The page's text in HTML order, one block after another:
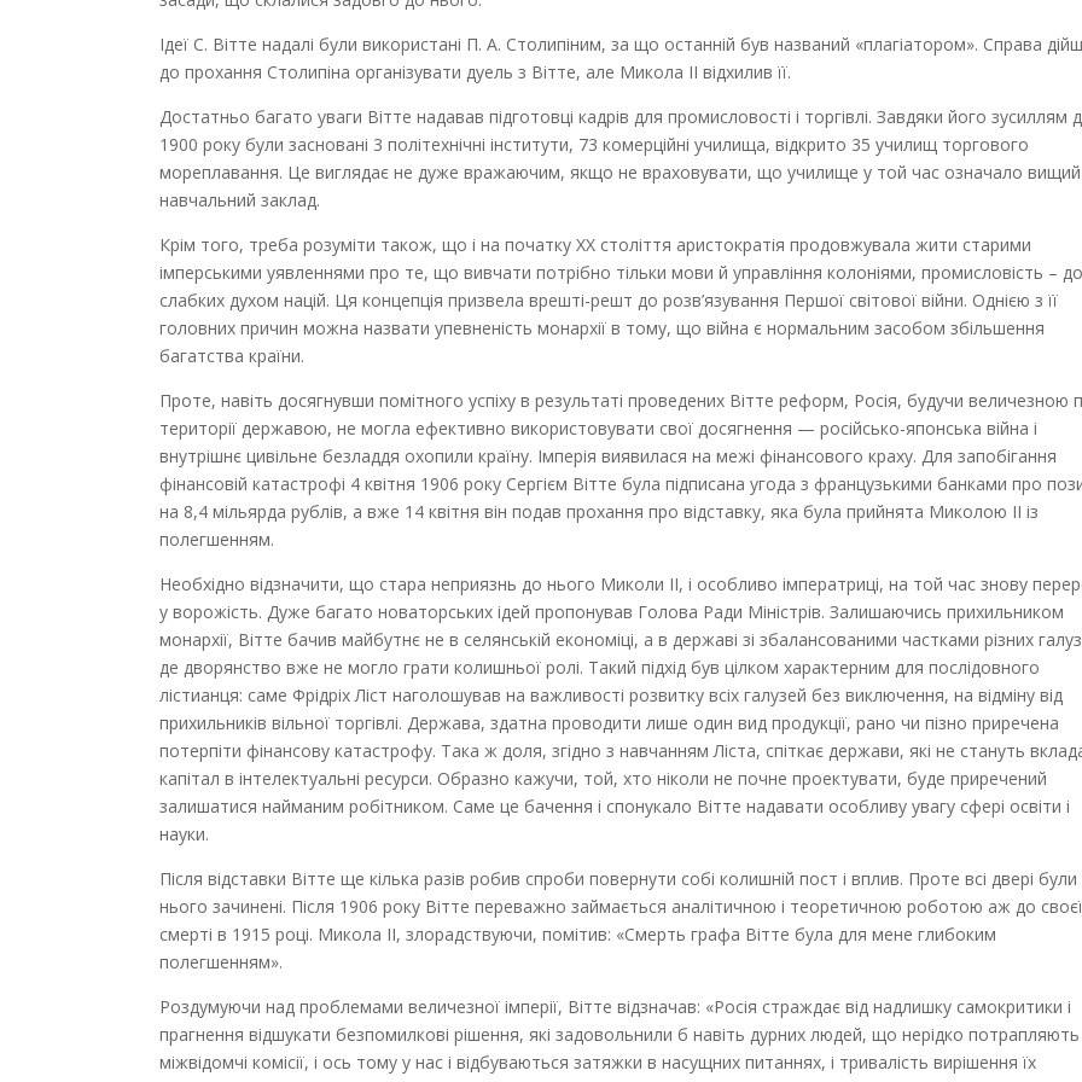
Ідеї С. Вітте надалі були використані П. А. Столипіним, за що останній був названий «плагіатором». Справа
до прохання Столипіна організувати дуель з Вітте, але Микола II відхилив її.
Достатньо багато уваги Вітте надавав підготовці кадрів для промисловості і торгівлі. Завдяки його зусиллям
1900 року були засновані 3 політехнічні інститути, 73 комерційні училища, відкрито 35 училищ торгового
мореплавання. Це виглядає не дуже вражаючим, якщо не враховувати, що училище у той час означало вищий
навчальний заклад.
Крім того, треба розуміти також, що і на початку XX століття аристократія продовжувала жити старими
імперськими уявленнями про те, що вивчати потрібно тільки мови й управління колоніями, промисловість –
слабких духом націй. Ця концепція призвела врешті-решт до розв’язування Першої світової війни. Однією з її
головних причин можна назвати упевненість монархії в тому, що війна є нормальним засобом збільшення
багатства країни.
Проте, навіть досягнувши помітного успіху в результаті проведених Вітте реформ, Росія, будучи величезною
території державою, не могла ефективно використовувати свої досягнення — російсько-японська війна і
внутрішнє цивільне безладдя охопили країну. Імперія виявилася на межі фінансового краху. Для запобігання
фінансовій катастрофі 4 квітня 1906 року Сергієм Вітте була підписана угода з французькими банками про
на 8,4 мільярда рублів, а вже 14 квітня він подав прохання про відставку, яка була прийнята Миколою II із
полегшенням.
Необхідно відзначити, що стара неприязнь до нього Миколи II, і особливо імператриці, на той час знову
у ворожість. Дуже багато новаторських ідей пропонував Голова Ради Міністрів. Залишаючись прихильником
монархії, Вітте бачив майбутнє не в селянській економіці, а в державі зі збалансованими частками різних
де дворянство вже не могло грати колишньої ролі. Такий підхід був цілком характерним для послідовного
лістианця: саме Фрідріх Ліст наголошував на важливості розвитку всіх галузей без виключення, на відміну від
прихильників вільної торгівлі. Держава, здатна проводити лише один вид продукції, рано чи пізно приречена
потерпіти фінансову катастрофу. Така ж доля, згідно з навчанням Ліста, спіткає держави, які не стануть
капітал в інтелектуальні ресурси. Образно кажучи, той, хто ніколи не почне проектувати, буде приречений
залишатися найманим робітником. Саме це бачення і спонукало Вітте надавати особливу увагу сфері освіти і
науки.
Після відставки Вітте ще кілька разів робив спроби повернути собі колишній пост і вплив. Проте всі двері були
нього зачинені. Після 1906 року Вітте переважно займається аналітичною і теоретичною роботою аж до своєї
смерті в 1915 році. Микола II, злорадствуючи, помітив: «Смерть графа Вітте була для мене глибоким
полегшенням».
Роздумуючи над проблемами величезної імперії, Вітте відзначав: «Росія страждає від надлишку самокритики і
прагнення відшукати безпомилкові рішення, які задовольнили б навіть дурних людей, що нерідко
міжвідомчі комісії, і ось тому у нас і відбуваються затяжки в насущних питаннях, і тривалість вирішення їх